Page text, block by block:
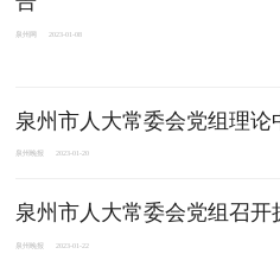
泉州网 2023-01-08
泉州市人大常委会党组理论
泉州晚报 2023-01-20
泉州市人大常委会党组召开
泉州晚报 2023-01-22